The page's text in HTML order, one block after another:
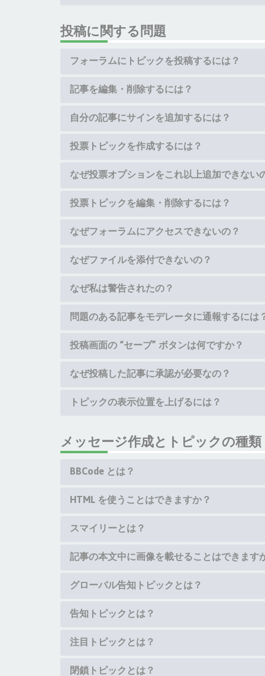
投稿に関する問題
フォーラムにトピックを投稿するには？
記事を編集・削除するには？
自分の記事にサインを追加するには？
投票トピックを作成するには？
なぜ投票オプションをこれ以上追加できない
投票トピックを編集・削除するには？
なぜフォーラムにアクセスできないの？
なぜファイルを添付できないの？
なぜ私は警告されたの？
問題のある記事をモデレータに通報するには
投稿画面の “セーブ” ボタンは何ですか？
なぜ投稿した記事に承認が必要なの？
トピックの表示位置を上げるには？
メッセージ作成とトピックの種類
BBCode とは？
HTML を使うことはできますか？
スマイリーとは？
記事の本文中に画像を載せることはできます
グローバル告知トピックとは？
告知トピックとは？
注目トピックとは？
閉鎖トピックとは？